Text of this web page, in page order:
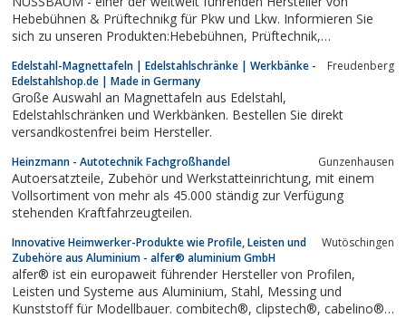
Hebebühnen & Prüftechnikg für Pkw und Lkw. Informieren Sie
sich zu unseren Produkten:Hebebühnen, Prüftechnik,
public transport, Autoaufzüge, Reifenaufzüge, Blechverarbeitung,
Hydraulische Lösungen...
Edelstahl-Magnettafeln | Edelstahlschränke | Werkbänke -
Edelstahlshop.de | Made in Germany
Freudenberg
Große Auswahl an Magnettafeln aus Edelstahl,
Edelstahlschränken und Werkbänken. Bestellen Sie direkt
versandkostenfrei beim Hersteller.
Heinzmann - Autotechnik Fachgroßhandel Gunzenhausen
Autoersatzteile, Zubehör und Werkstatteinrichtung, mit einem
Vollsortiment von mehr als 45.000 ständig zur Verfügung
stehenden Kraftfahrzeugteilen.
Innovative Heimwerker-Produkte wie Profile, Leisten und
Zubehöre aus Aluminium - alfer® aluminium GmbH
Wutöschingen
alfer® ist ein europaweit führender Hersteller von Profilen,
Leisten und Systeme aus Aluminium, Stahl, Messing und
Kunststoff für Modellbauer. combitech®, clipstech®, cabelino®,